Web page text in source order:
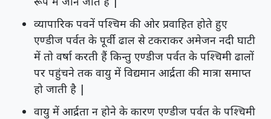
व्यापारिक पवनें पश्चिम की ओर प्रवाहित होते हुए
एण्डीज पर्वत के पूर्वी ढाल से टकराकर अमेजन नदी घाटी
में तो वर्षा करती हैं किन्तु एण्डीज पर्वत के पश्चिमी ढालों
पर पहुंचने तक वायु में विद्यमान आर्द्रता की मात्रा समाप्त
हो जाती है |
वायु में आर्द्रता न होने के कारण एण्डीज पर्वत के पश्चिमी